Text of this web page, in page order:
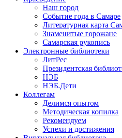
Наш город
Событие года в Самаре
Литературная карта
Знаменитые горожане
Самарская рукопись
Электронные библиотеки
ЛитРес
Президентская
НЭБ
НЭБ.Дети
Коллегам
Делимся опытом
Методическая копилка
Рекомендуем
Успехи и достижения